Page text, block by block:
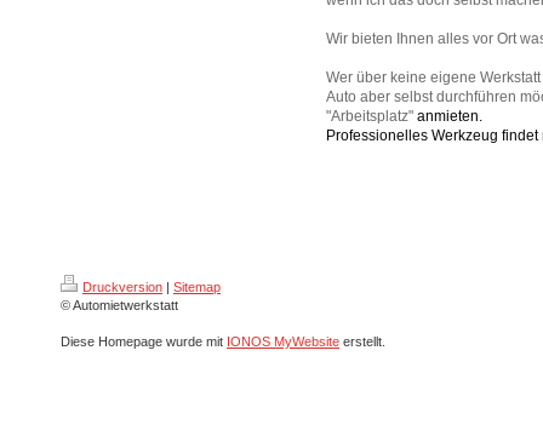
Wir bieten Ihnen alles vor Ort
Wer über keine eigene
Auto aber selbst durchführen
"Arbeitsplatz" anmieten.
Professionelles Werkzeug
Druckversion | Sitemap
© Automietwerkstatt
Diese Homepage wurde mit IONOS MyWebsite erstellt.